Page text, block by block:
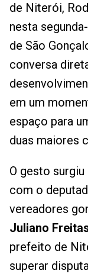
de Niterói,
nesta
de São
conversa
em um
espaço para
duas maiores
O gesto
com o
vereadores
Juliano
prefeito de
superar